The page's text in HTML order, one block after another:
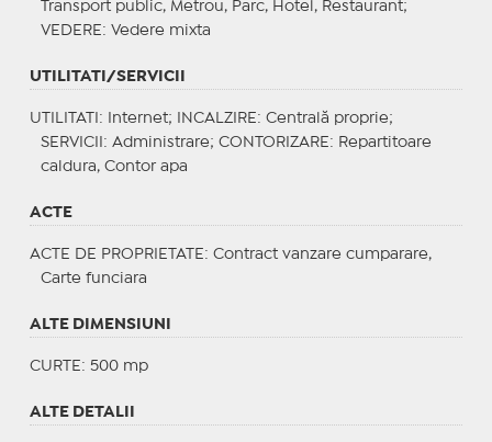
Transport public, Metrou, Parc, Hotel, Restaurant;
VEDERE : Vedere mixta
UTILITATI/SERVICII
UTILITATI : Internet; INCALZIRE : Centrală proprie;
SERVICII : Administrare; CONTORIZARE : Repartitoare
caldura, Contor apa
ACTE
ACTE DE PROPRIETATE : Contract vanzare cumparare,
Carte funciara
ALTE DIMENSIUNI
CURTE: 500 mp
ALTE DETALII